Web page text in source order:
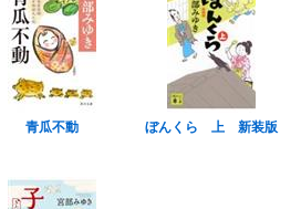
青瓜不動 ぼんくら 上 新装版